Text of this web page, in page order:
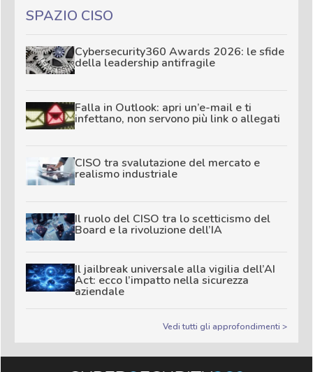
SPAZIO CISO
Cybersecurity360 Awards 2026: le sfide
della leadership antifragile
Falla in Outlook: apri un’e-mail e ti
infettano, non servono più link o allegati
CISO tra svalutazione del mercato e
realismo industriale
Il ruolo del CISO tra lo scetticismo del
Board e la rivoluzione dell’IA
Il jailbreak universale alla vigilia dell’AI
Act: ecco l’impatto nella sicurezza
aziendale
Vedi tutti gli approfondimenti >